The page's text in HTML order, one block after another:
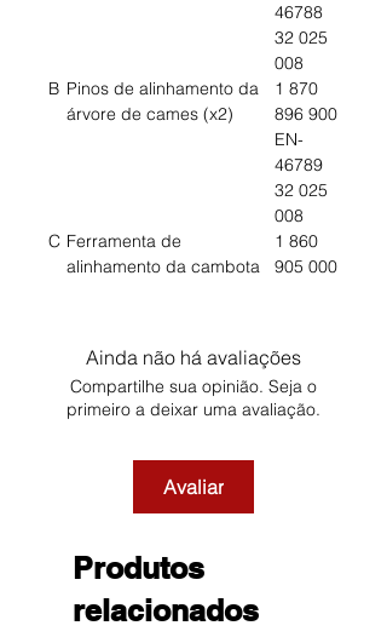
46788
32 025
008
B Pinos de alinhamento da
árvore de cames (x2)
1 870
896 900
EN-
46789
32 025
008
C Ferramenta de
alinhamento da cambota
1 860
905 000
Ainda não há avaliações
Compartilhe sua opinião. Seja o
primeiro a deixar uma avaliação.
Avaliar
Produtos
relacionados